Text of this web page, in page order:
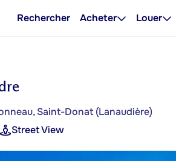
Rechercher Acheter Louer
Saint-Donat (Lanaudière)
Street View